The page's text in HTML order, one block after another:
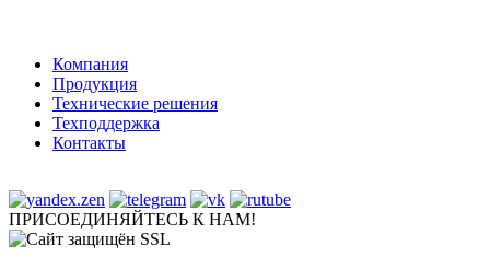
Компания
Продукция
Технические решения
Техподдержка
Контакты
ПРИСОЕДИНЯЙТЕСЬ К НАМ!